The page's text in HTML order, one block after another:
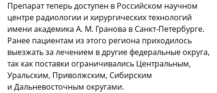
Препарат теперь доступен в Российском научном
центре радиологии и хирургических технологий
имени академика А. М. Гранова в Санкт-Петербурге.
Ранее пациентам из этого региона приходилось
выезжать за лечением в другие федеральные округа,
так как поставки ограничивались Центральным,
Уральским, Приволжским, Сибирским
и Дальневосточным округами.